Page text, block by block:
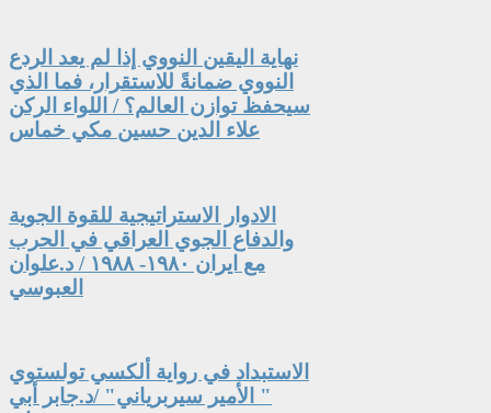
نهاية اليقين النووي إذا لم يعد الردع
النووي ضمانةً للاستقرار، فما الذي
سيحفظ توازن العالم؟ / اللواء الركن
علاء الدين حسين مكي خماس
الادوار الاستراتيجية للقوة الجوية
والدفاع الجوي العراقي في الحرب
مع ايران ١٩٨٠- ١٩٨٨ / د.علوان
العبوسي
الاستبداد في رواية ألكسي تولستوي
" الأمير سيربرياني" /د.جابر أبي